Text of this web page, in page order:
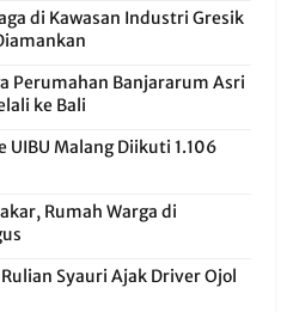
di Kawasan Industri Gresik
Perumahan Banjararum Asri
ke Bali
Malang Diikuti 1.106
Rumah Warga di
Syauri Ajak Driver Ojol